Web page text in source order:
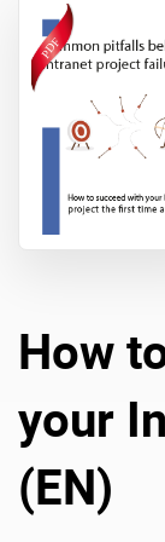
Produkt
Plattform-
Über uns
Kontakt
How
your
(EN)